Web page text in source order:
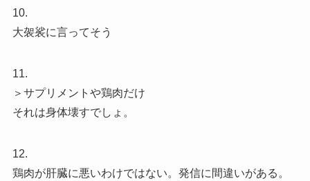
10.
大袈裟に言ってそう
11.
＞サプリメントや鶏肉だけ
それは身体壊すでしょ。
12.
鶏肉が肝臓に悪いわけではない。発信に間違いがある。